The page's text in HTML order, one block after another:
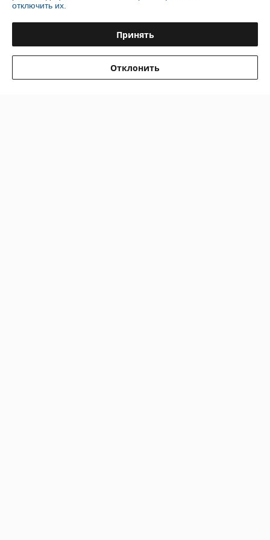
Сделка подтверждена через корзину
21.12.2017
Андрей
Нейтрально
отключить их.
Принять
Отклонить